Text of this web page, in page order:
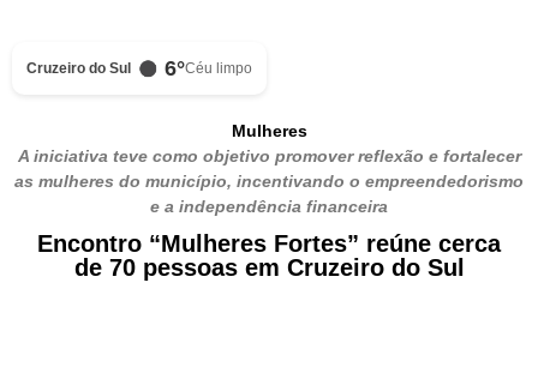
Cruzeiro do Sul 6°Céu limpo
Mulheres
A iniciativa teve como objetivo promover reflexão e fortalecer
as mulheres do município, incentivando o empreendedorismo
e a independência financeira
Encontro “Mulheres Fortes” reúne cerca
de 70 pessoas em Cruzeiro do Sul